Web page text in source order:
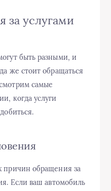
за услугами
быть разными, и
же стоит обращаться
самые
когда услуги
причин обращения за
Если ваш автомобиль